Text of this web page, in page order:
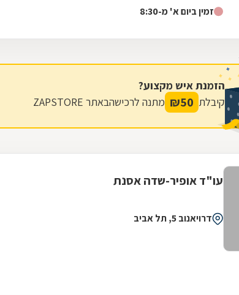
אלא גם באנושיותה. היא מבצעת מגוון פעולות, כולל מכבידות
לא מעט עוסקים במקצוע זה, ותמיד נעים לפנות אליה בכל
שאלה. קל לתקשר איתה ועם משרדה בערוצים שונים, ותמיד
זמין ביום א' מ-8:30
הזמנת איש מקצוע?
קיבלת 50
₪ מתנה לרכישהבאתר ZAPSTORE
עו"ד אופיר-שדה אסנת
דרויאנוב 5, תל אביב